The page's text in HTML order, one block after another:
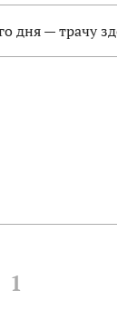
дня — трачу
1